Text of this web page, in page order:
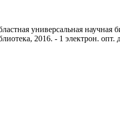
универсальная
2016. - 1 электрон.